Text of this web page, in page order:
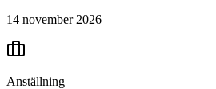
14 november 2026
Anställning